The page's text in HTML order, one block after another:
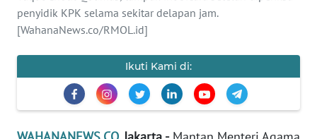
penyidik KPK selama sekitar delapan jam.
[WahanaNews.co/RMOL.id]
Ikuti Kami di:
OLAHRAGA
EDITORIAL